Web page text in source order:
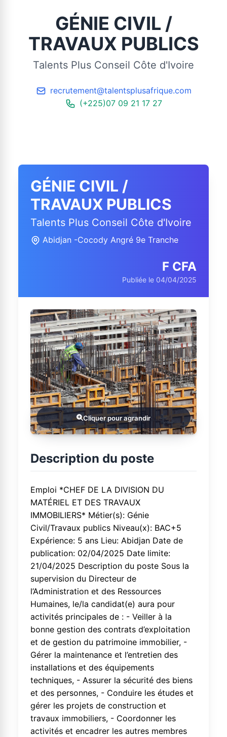
GÉNIE CIVIL /
TRAVAUX PUBLICS
Talents Plus Conseil Côte d'Ivoire
recrutement@talentsplusafrique.com
(+225)07 09 21 17 27
GÉNIE CIVIL /
TRAVAUX PUBLICS
Talents Plus Conseil Côte d'Ivoire
Abidjan -Cocody Angré 9e Tranche
F CFA
Publiée le 04/04/2025
Cliquer pour agrandir
Description du poste
Emploi *CHEF DE LA DIVISION DU
MATÉRIEL ET DES TRAVAUX
IMMOBILIERS* Métier(s): Génie
Civil/Travaux publics Niveau(x): BAC+5
Expérience: 5 ans Lieu: Abidjan Date de
publication: 02/04/2025 Date limite:
21/04/2025 Description du poste Sous la
supervision du Directeur de
l’Administration et des Ressources
Humaines, le/la candidat(e) aura pour
activités principales de : - Veiller à la
bonne gestion des contrats d’exploitation
et de gestion du patrimoine immobilier, -
Gérer la maintenance et l’entretien des
installations et des équipements
techniques, - Assurer la sécurité des biens
et des personnes, - Conduire les études et
gérer les projets de construction et
travaux immobiliers, - Coordonner les
activités et encadrer les autres membres